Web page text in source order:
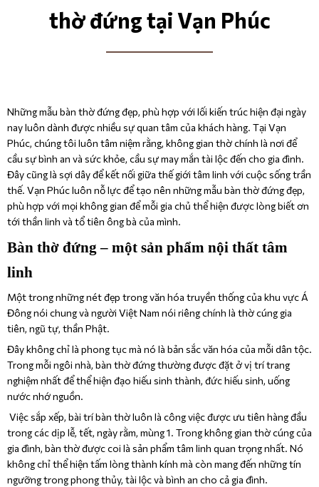
thờ đứng tại Vạn Phúc
Những mẫu bàn thờ đứng đẹp, phù hợp với lối kiến trúc hiện đại ngày
nay luôn dành được nhiều sự quan tâm của khách hàng. Tại Vạn
Phúc, chúng tôi luôn tâm niệm rằng, không gian thờ chính là nơi để
cầu sự bình an và sức khỏe, cầu sự may mắn tài lộc đến cho gia đình.
Đây cũng là sợi dây để kết nối giữa thế giới tâm linh với cuộc sống trần
thế. Vạn Phúc luôn nỗ lực để tạo nên những mẫu bàn thờ đứng đẹp,
phù hợp với mọi không gian để mỗi gia chủ thể hiện được lòng biết ơn
tới thần linh và tổ tiên ông bà của mình.
Bàn thờ đứng – một sản phẩm nội thất tâm
linh
Một trong những nét đẹp trong văn hóa truyền thống của khu vực Á
Đông nói chung và người Việt Nam nói riêng chính là thờ cúng gia
tiên, ngũ tự, thần Phật.
Đây không chỉ là phong tục mà nó là bản sắc văn hóa của mỗi dân tộc.
Trong mỗi ngôi nhà, bàn thờ đứng thường được đặt ở vị trí trang
nghiệm nhất để thể hiện đạo hiếu sinh thành, đức hiếu sinh, uống
nước nhớ nguồn.
Việc sắp xếp, bài trí bàn thờ luôn là công việc được ưu tiên hàng đầu
trong các dịp lễ, tết, ngày rằm, mùng 1. Trong không gian thờ cúng của
gia đình, bàn thờ được coi là sản phẩm tâm linh quan trọng nhất. Nó
không chỉ thể hiện tấm lòng thành kính mà còn mang đến những tín
ngưỡng trong phong thủy, tài lộc và bình an cho cả gia đình.